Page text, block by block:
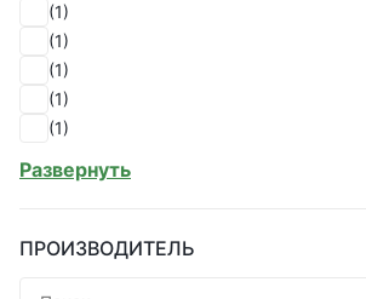
(1)
(1)
(1)
(1)
(1)
(1)
(1)
Развернуть
ПРОИЗВОДИТЕЛЬ